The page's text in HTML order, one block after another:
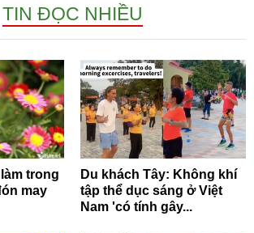
TIN ĐỌC NHIỀU
trong
may
Du khách Tây: Không khí
tập thể dục sáng ở Việt
Nam 'có tính gây...